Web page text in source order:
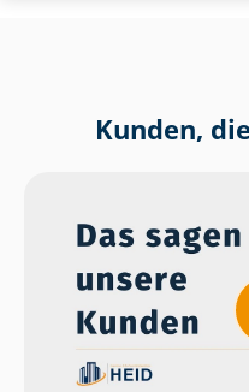
Kunden,